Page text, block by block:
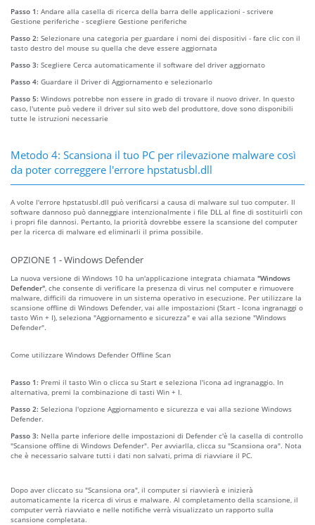
Passo 1: Andare alla casella di ricerca della barra delle applicazioni - scrivere
Gestione periferiche - scegliere Gestione periferiche
Passo 2: Selezionare una categoria per guardare i nomi dei dispositivi - fare clic con il
tasto destro del mouse su quella che deve essere aggiornata
Passo 3: Scegliere Cerca automaticamente il software del driver aggiornato
Passo 4: Guardare il Driver di Aggiornamento e selezionarlo
Passo 5: Windows potrebbe non essere in grado di trovare il nuovo driver. In questo
caso, l'utente può vedere il driver sul sito web del produttore, dove sono disponibili
tutte le istruzioni necessarie
Metodo 4: Scansiona il tuo PC per rilevazione malware così
da poter correggere l'errore hpstatusbl.dll
A volte l'errore hpstatusbl.dll può verificarsi a causa di malware sul tuo computer. Il
software dannoso può danneggiare intenzionalmente i file DLL al fine di sostituirli con
i propri file dannosi. Pertanto, la priorità dovrebbe essere la scansione del computer
per la ricerca di malware ed eliminarli il prima possibile.
OPZIONE 1 - Windows Defender
La nuova versione di Windows 10 ha un'applicazione integrata chiamata "Windows
Defender" , che consente di verificare la presenza di virus nel computer e rimuovere
malware, difficili da rimuovere in un sistema operativo in esecuzione. Per utilizzare la
scansione offline di Windows Defender, vai alle impostazioni (Start - Icona ingranaggi o
tasto Win + I), seleziona "Aggiornamento e sicurezza" e vai alla sezione "Windows
Defender".
Come utilizzare Windows Defender Offline Scan
Passo 1: Premi il tasto Win o clicca su Start e seleziona l'icona ad ingranaggio. In
alternativa, premi la combinazione di tasti Win + I.
Passo 2: Seleziona l'opzione Aggiornamento e sicurezza e vai alla sezione Windows
Defender.
Passo 3: Nella parte inferiore delle impostazioni di Defender c'è la casella di controllo
"Scansione offline di Windows Defender". Per avviarlla, clicca su "Scansiona ora". Nota
che è necessario salvare tutti i dati non salvati, prima di riavviare il PC.
Dopo aver cliccato su "Scansiona ora", il computer si riavvierà e inizierà
automaticamente la ricerca di virus e malware. Al completamento della scansione, il
computer verrà riavviato e nelle notifiche verrà visualizzato un rapporto sulla
scansione completata.